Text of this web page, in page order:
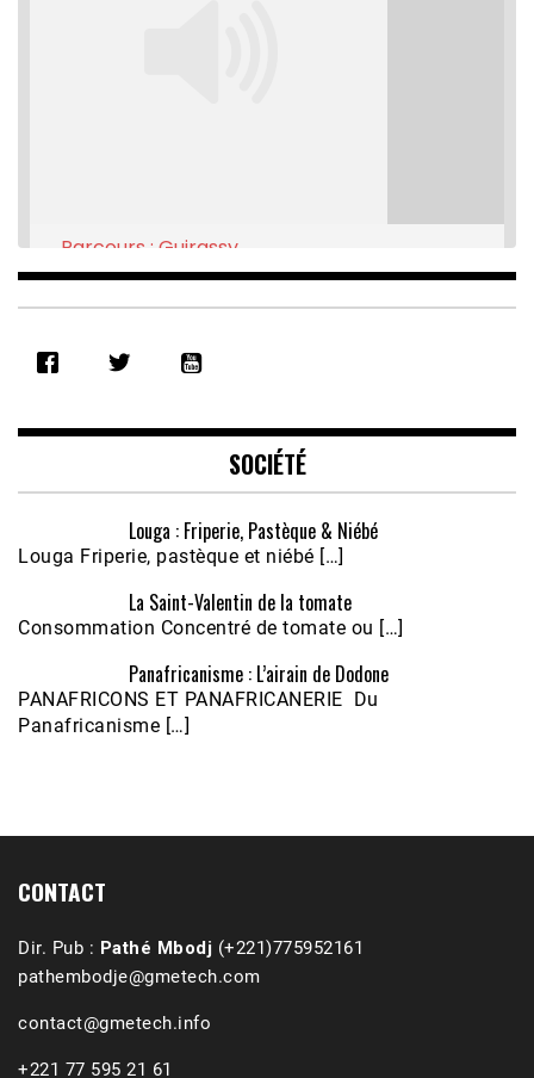
RSS FEED
EMBED
Parcours : Guirassy
Feb 16, 2021 • 28:08
Écoutez le parcours de Claudiane Kapia
Nobana (Podologue)
Feb 24, 2021 • 28mn
SOCIÉTÉ
Louga : Friperie, Pastèque & Niébé
Louga Friperie, pastèque et niébé […]
La Saint-Valentin de la tomate
Consommation Concentré de tomate ou […]
Panafricanisme : L’airain de Dodone
PANAFRICONS ET PANAFRICANERIE Du
Panafricanisme […]
CONTACT
Dir. Pub : Pathé Mbodj (+221)775952161
pathembodje@gmetech.com
contact@gmetech.info
+221 77 595 21 61